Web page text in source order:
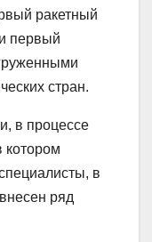
ракетный
первый
стран.
в процессе
в
ряд